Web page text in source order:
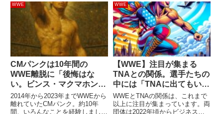
スで歴史を作ったAEW。ヨーロ
ッパのプロレスシーンの盛り上が
りは、ヨーロッパ出身のプロレス
ラーにとっては本当に喜...
WWEへ復帰した後、WWEはリ
ーの復帰も検討し始めるようにな
り、一時は「熱望している」との
報道が出たことも。そして、パ
ン...
WWE
CMパンクは10年間の
WWE離脱に「後悔はな
い。ビンス・マクマホンが
いたからね」
2014年から2023年までWWEから
離れていたCMパンク。約10年
間、いろんなことを経験しまし
WWE
【WWE】注目が集まる
TNAとの関係。選手たちの
中には「TNAに出てもい
い」と思っている人が多い
と報じられる
WWEとTNAの関係は、これまで
以上に注目が集まっています。両
団体は2022年頃からビジネスを